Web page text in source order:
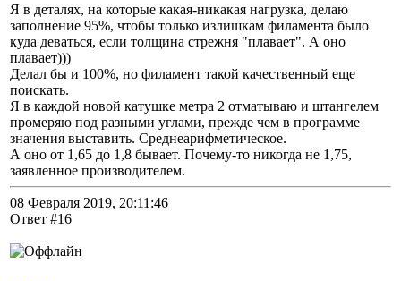
Я в деталях, на которые какая-никакая нагрузка, делаю
заполнение 95%, чтобы только излишкам филамента было
куда деваться, если толщина стрежня "плавает". А оно
плавает)))
Делал бы и 100%, но филамент такой качественный еще
поискать.
Я в каждой новой катушке метра 2 отматываю и штангелем
промеряю под разными углами, прежде чем в программе
значения выставить. Среднеарифметическое.
А оно от 1,65 до 1,8 бывает. Почему-то никогда не 1,75,
заявленное производителем.
08 Февраля 2019, 20:11:46
Ответ #16